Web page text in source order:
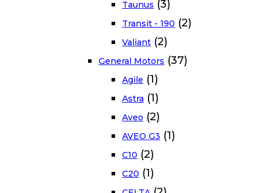
Taunus (3)
Transit - 190 (2)
Valiant (2)
General Motors (37)
Agile (1)
Astra (1)
Aveo (2)
AVEO G3 (1)
C10 (2)
C20 (1)